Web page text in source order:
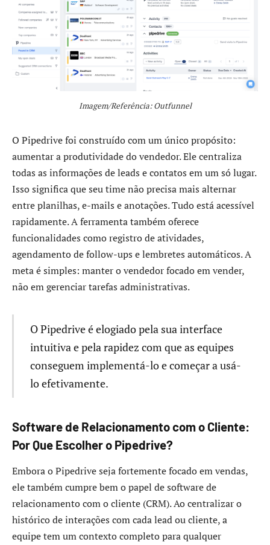
Imagem/Referência: Outfunnel
O Pipedrive foi construído com um único propósito:
aumentar a produtividade do vendedor. Ele centraliza
todas as informações de leads e contatos em um só lugar.
Isso significa que seu time não precisa mais alternar
entre planilhas, e-mails e anotações. Tudo está acessível
rapidamente. A ferramenta também oferece
funcionalidades como registro de atividades,
agendamento de follow-ups e lembretes automáticos. A
meta é simples: manter o vendedor focado em vender,
não em gerenciar tarefas administrativas.
O Pipedrive é elogiado pela sua interface
intuitiva e pela rapidez com que as equipes
conseguem implementá-lo e começar a usá-
lo efetivamente.
Software de Relacionamento com o Cliente:
Por Que Escolher o Pipedrive?
Embora o Pipedrive seja fortemente focado em vendas,
ele também cumpre bem o papel de software de
relacionamento com o cliente (CRM). Ao centralizar o
histórico de interações com cada lead ou cliente, a
equipe tem um contexto completo para qualquer